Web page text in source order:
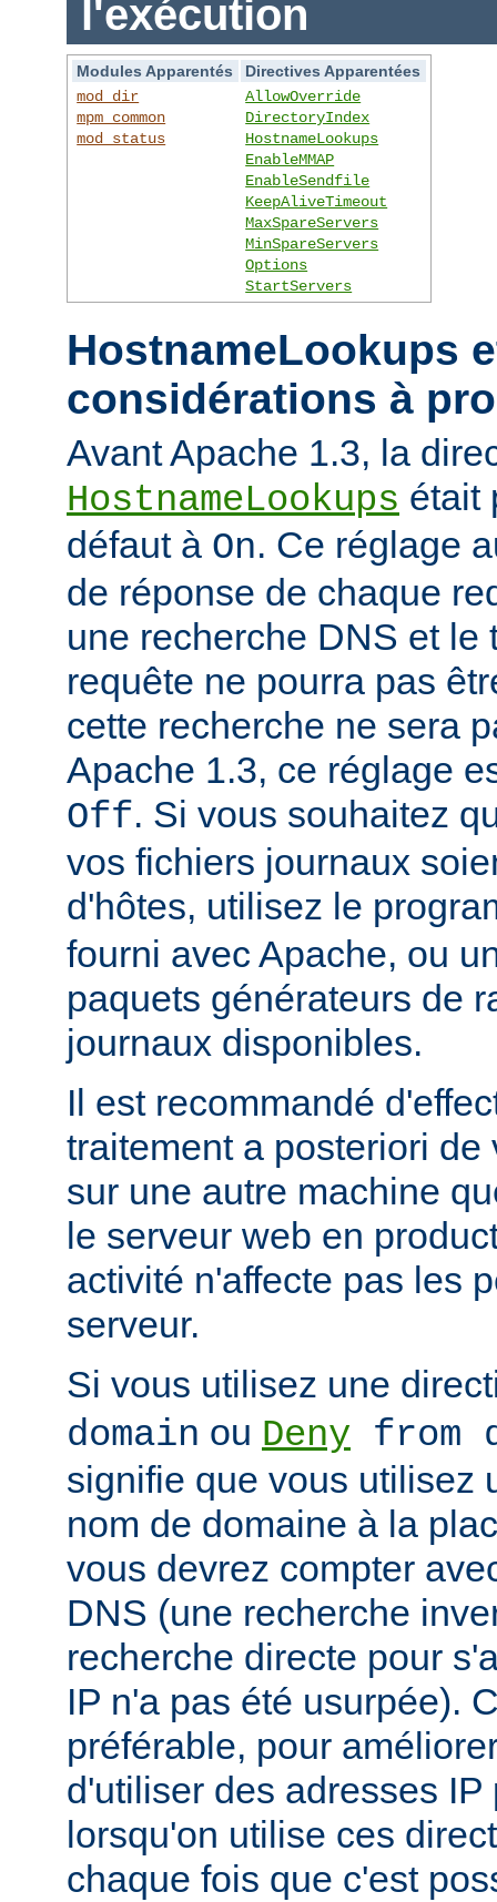
l'exécution
Modules Apparentés
Directives Apparentées
mod_dir
mpm_common
mod_status
AllowOverride
DirectoryIndex
HostnameLookups
EnableMMAP
EnableSendfile
KeepAliveTimeout
MaxSpareServers
MinSpareServers
Options
StartServers
HostnameLookups
considérations à
Avant Apache 1.3, la
HostnameLookups était
défaut à On. Ce réglage
de réponse de chaque
une recherche DNS et le
requête ne pourra pas
cette recherche ne sera
Apache 1.3, ce réglage
Off. Si vous souhaitez
vos fichiers journaux
d'hôtes, utilisez le
fourni avec Apache, ou
paquets générateurs de
journaux disponibles.
Il est recommandé
traitement a posteriori
sur une autre machine
le serveur web en
activité n'affecte pas les
serveur.
Si vous utilisez une
domain ou Deny from
signifie que vous utilisez
nom de domaine à la
vous devrez compter
DNS (une recherche
recherche directe pour
IP n'a pas été usurpée).
préférable, pour
d'utiliser des adresses
lorsqu'on utilise ces
chaque fois que c'est